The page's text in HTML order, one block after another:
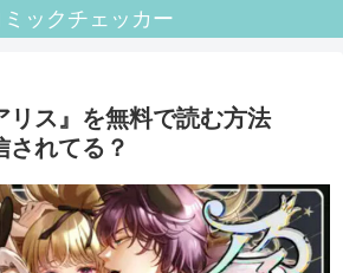
ミックチェッカー
リス』を無料で読む方法
されてる？